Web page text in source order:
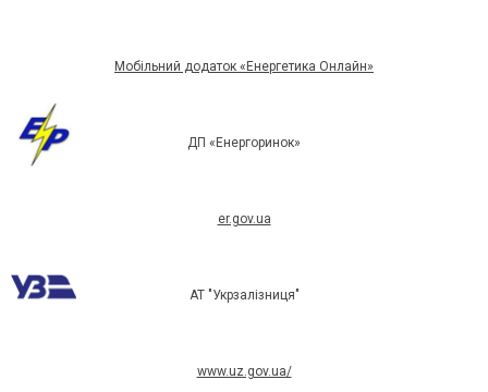
Мобільний додаток «Енергетика Онлайн»
ДП «Енергоринок»
er.gov.ua
АТ "Укрзалізниця"
www.uz.gov.ua/